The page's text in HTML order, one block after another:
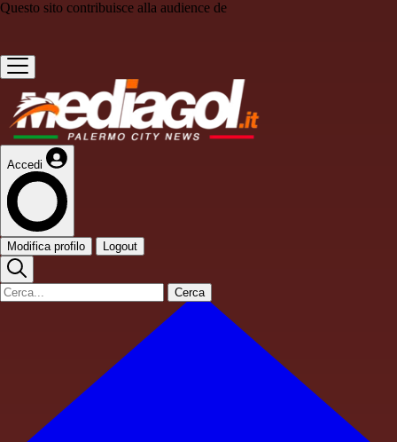
Questo sito contribuisce alla audience de
Accedi
Modifica profilo Logout
Cerca